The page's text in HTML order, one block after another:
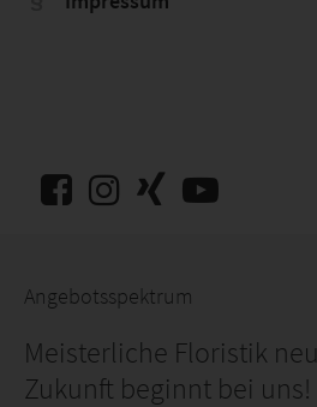
Angebotsspektrum
Meisterliche Floristik
Zukunft beginnt bei uns!